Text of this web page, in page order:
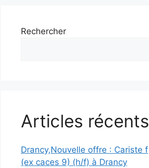
Rechercher
Articles récents
Drancy,Nouvelle offre : Cariste f
(ex caces 9) (h/f) à Drancy